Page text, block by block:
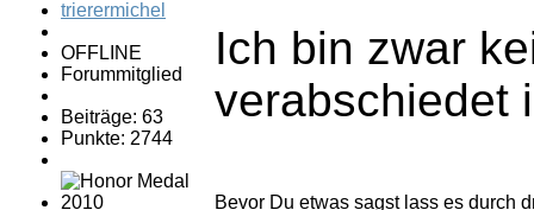
trierermichel
OFFLINE
Forummitglied
Beiträge: 63
Punkte: 2744
Ich bin zwar
verabschiedet
Bevor Du etwas sagst lass es durch